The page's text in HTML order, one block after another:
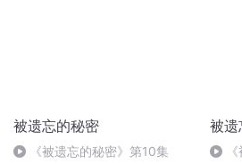
被遗忘的秘密
《被遗忘的秘密》第10集
被遗